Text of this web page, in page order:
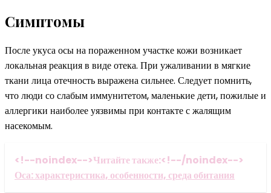
Симптомы
После укуса осы на пораженном участке кожи возникает
локальная реакция в виде отека. При ужаливании в мягкие
ткани лица отечность выражена сильнее. Следует помнить,
что люди со слабым иммунитетом, маленькие дети, пожилые и
аллергики наиболее уязвимы при контакте с жалящим
насекомым.
<!--noindex-->Читайте также:<!--/noindex-->
Оса: характеристика, особенности, среда обитания